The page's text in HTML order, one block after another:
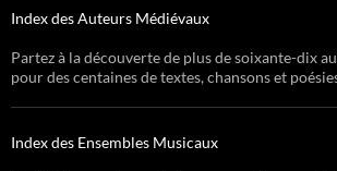
Index des Auteurs Médiévaux
Partez à la découverte de plus de soixante-dix
pour des centaines de textes, chansons et
Index des Ensembles Musicaux